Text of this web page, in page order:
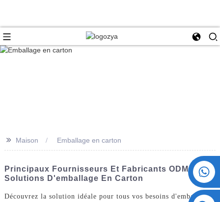
+86 15730993174
>> Maison Emballage en carton
Principaux Fournisseurs Et Fabricants ODM De
Solutions D'emballage En Carton
Découvrez la solution idéale pour tous vos besoins d'emballage